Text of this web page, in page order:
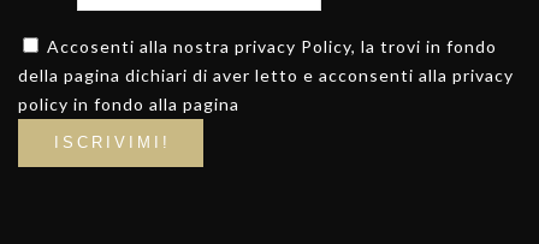
Accosenti alla nostra privacy Policy, la trovi in fondo
della pagina dichiari di aver letto e acconsenti alla privacy
policy in fondo alla pagina